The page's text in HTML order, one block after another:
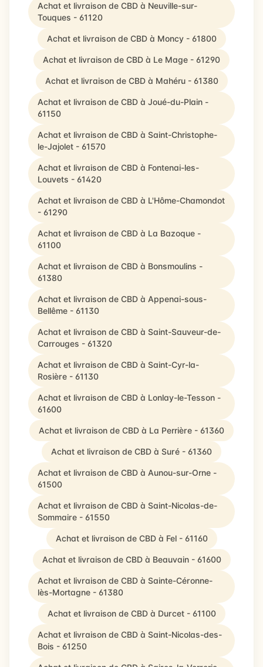
Achat et livraison de CBD à Neuville-sur-
Touques - 61120
Achat et livraison de CBD à Moncy - 61800
Achat et livraison de CBD à Le Mage - 61290
Achat et livraison de CBD à Mahéru - 61380
Achat et livraison de CBD à Joué-du-Plain -
61150
Achat et livraison de CBD à Saint-Christophe-
le-Jajolet - 61570
Achat et livraison de CBD à Fontenai-les-
Louvets - 61420
Achat et livraison de CBD à L'Hôme-Chamondot
- 61290
Achat et livraison de CBD à La Bazoque -
61100
Achat et livraison de CBD à Bonsmoulins -
61380
Achat et livraison de CBD à Appenai-sous-
Bellême - 61130
Achat et livraison de CBD à Saint-Sauveur-de-
Carrouges - 61320
Achat et livraison de CBD à Saint-Cyr-la-
Rosière - 61130
Achat et livraison de CBD à Lonlay-le-Tesson -
61600
Achat et livraison de CBD à La Perrière - 61360
Achat et livraison de CBD à Suré - 61360
Achat et livraison de CBD à Aunou-sur-Orne -
61500
Achat et livraison de CBD à Saint-Nicolas-de-
Sommaire - 61550
Achat et livraison de CBD à Fel - 61160
Achat et livraison de CBD à Beauvain - 61600
Achat et livraison de CBD à Sainte-Céronne-
lès-Mortagne - 61380
Achat et livraison de CBD à Durcet - 61100
Achat et livraison de CBD à Saint-Nicolas-des-
Bois - 61250